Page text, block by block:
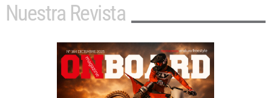
Nuestra Revista